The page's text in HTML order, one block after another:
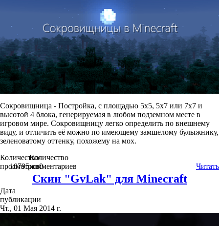
Сокровищница - Постройка, с площадью 5x5, 5x7 или 7x7 и
высотой 4 блока, генерируемая в любом подземном месте в
игровом мире. Сокровищницу легко определить по внешнему
виду, и отличить её можно по имеющему замшелому булыжнику,
зеленоватому оттенку, похожему на мох.
Количество
просмотров
10795
Количество
комментариев
0 Читать
Скин "GvLak" для Minecraft
Дата
публикации
Чт., 01 Мая 2014 г.